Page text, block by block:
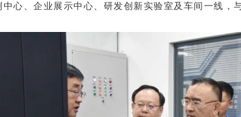
中心、企业展示中心、研发创新实验室及车间一线，